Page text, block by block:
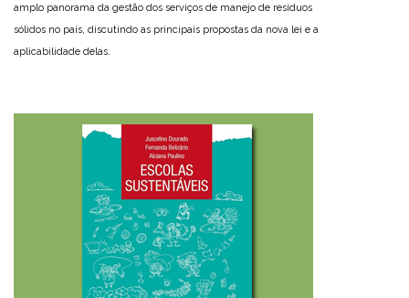
amplo panorama da gestão dos serviços de manejo de resíduos
sólidos no país, discutindo as principais propostas da nova lei e a
aplicabilidade delas.